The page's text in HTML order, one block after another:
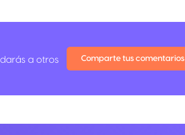
a otros
Comparte tus comentarios